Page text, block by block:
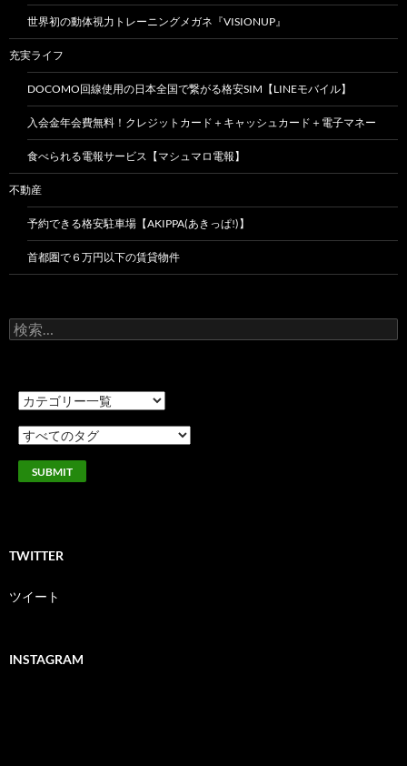
世界初の動体視力トレーニングメガネ『VISIONUP』
充実ライフ
DOCOMO回線使用の日本全国で繋がる格安SIM【LINEモバイル】
入会金年会費無料！クレジットカード＋キャッシュカード＋電子マネー
食べられる電報サービス【マシュマロ電報】
不動産
予約できる格安駐車場【AKIPPA(あきっぱ!)】
首都圏で６万円以下の賃貸物件
検
索:
TWITTER
ツイート
INSTAGRAM